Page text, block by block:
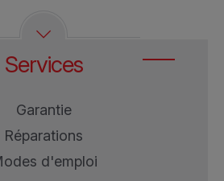
Services
Garantie
Réparations
d'emploi